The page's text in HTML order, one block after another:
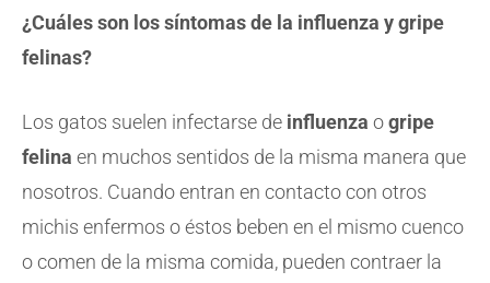
¿Cuáles son los síntomas de la influenza y gripe
felinas?
Los gatos suelen infectarse de influenza ogripe
felina en muchos sentidos de la misma manera que
nosotros. Cuando entran en contacto con otros
michis enfermos o éstos beben en el mismo cuenco
o comen de la misma comida, pueden contraer la